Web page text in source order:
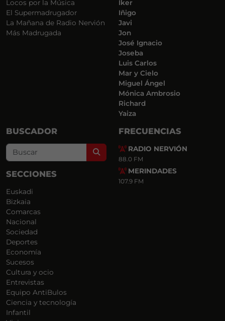
Locos por la Música
El Supermadrugador
La Mañana de Radio Nervión
Más Madrugada
Iker
Iñigo
Javi
Jon
José Ignacio
Joseba
Luis Carlos
Mar y Cielo
Miguel Ángel
Mónica Ambrosio
Richard
Yaiza
BUSCADOR
Search
SECCIONES
Euskadi
Bizkaia
Comarcas
Nacional
Sociedad
Deportes
Economía
Sucesos
Cultura y ocio
Entrevistas
Equipo AntiBulos
Ciencia y tecnología
Infantil
FRECUENCIAS
RADIO NERVIÓN
88.0 FM
MERINDADES
107.9 FM